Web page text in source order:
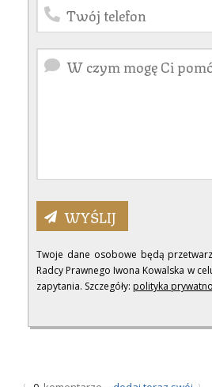
Twoje dane osobowe będą
Radcy Prawnego Iwona Kowalska w
zapytania. Szczegóły: polityka